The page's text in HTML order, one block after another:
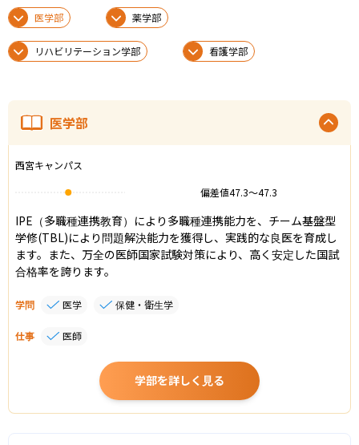
医学部 薬学部
リハビリテーション学部 看護学部
医学部
西宮キャンパス
偏差値47.3〜47.3
IPE（多職種連携教育）により多職種連携能力を、チーム基盤型
学修(TBL)により問題解決能力を獲得し、実践的な良医を育成し
ます。また、万全の医師国家試験対策により、高く安定した国試
合格率を誇ります。
学問 医学 保健・衛生学
仕事 医師
学部を詳しく見る